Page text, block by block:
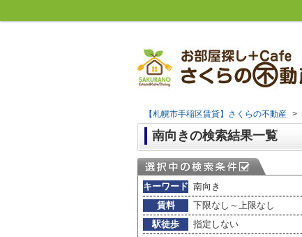
【札幌市手稲区賃貸】さくらの不動産 >
南向きの検索結果一覧
キーワード 南向き
賃料
下限なし～上限なし
駅徒歩
指定しない